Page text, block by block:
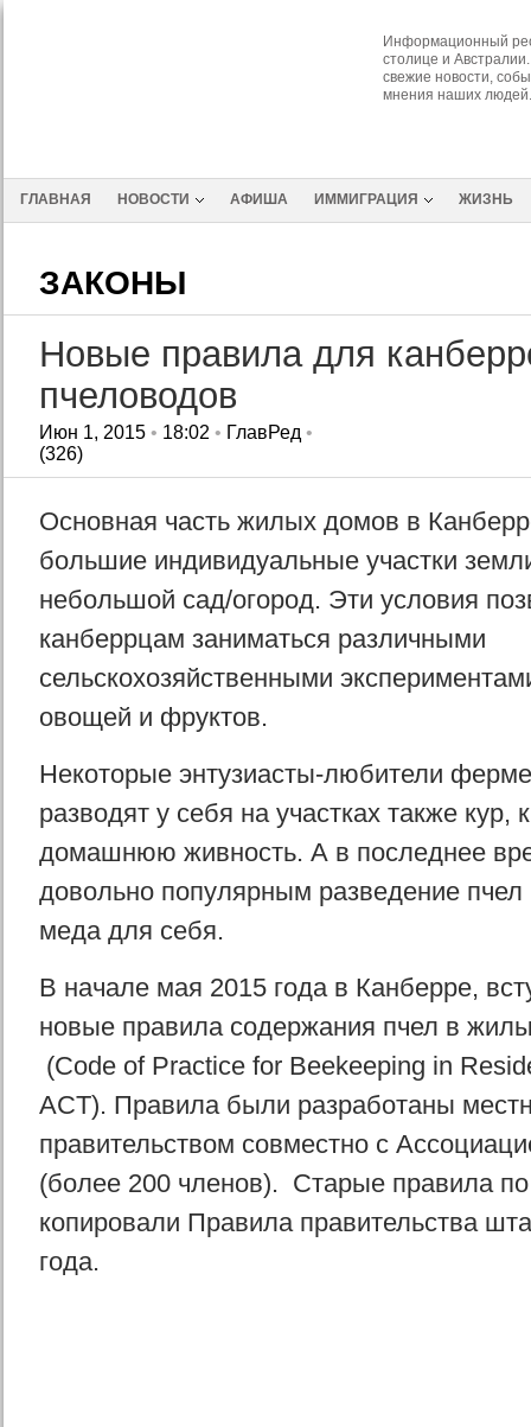
Информационный
столице и
свежие новости,
мнения наших людей.
ГЛАВНАЯ НОВОСТИ АФИША ИММИГРАЦИЯ ЖИЗНЬ
ЗАКОНЫ
Новые правила для
пчеловодов
Июн 1, 2015• 18:02 • ГлавРед •
(326)
Основная часть жилых домов в
большие индивидуальные участки
небольшой сад/огород. Эти условия
канберрцам заниматься различными
сельскохозяйственными
овощей и фруктов.
Некоторые энтузиасты-любители
разводят у себя на участках также кур,
домашнюю живность. А в последнее
довольно популярным разведение пчел
меда для себя.
В начале мая 2015 года в Канберре,
новые правила содержания пчел в
(Code of Practice for Beekeeping in
ACT). Правила были разработаны
правительством совместно с
(более 200 членов). Старые правила по
копировали Правила правительства
года.